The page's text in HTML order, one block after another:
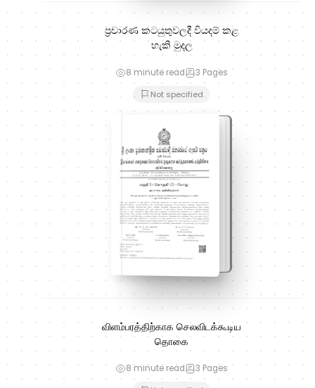
ප්‍රචාරණ කටයුතුවලදී වියදම් කළ
හැකි මුදල
8 minute read 3 Pages
Not specified
விளம்பரத்திற்காக செலவிடக்கூடிய
தொகை
8 minute read 3 Pages